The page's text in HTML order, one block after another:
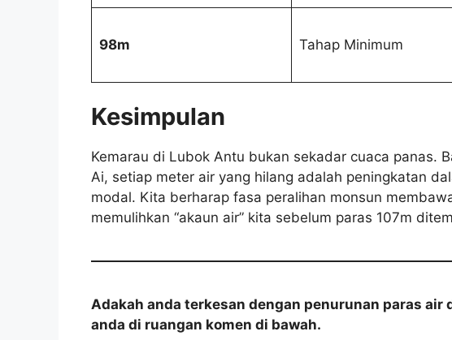
98m Tahap Minimum
Kesimpulan
Kemarau di Lubok Antu bukan sekadar cuaca panas.
Ai, setiap meter air yang hilang adalah peningkatan
modal. Kita berharap fasa peralihan monsun
memulihkan “akaun air” kita sebelum paras 107m
Adakah anda terkesan dengan penurunan paras air
anda di ruangan komen di bawah.